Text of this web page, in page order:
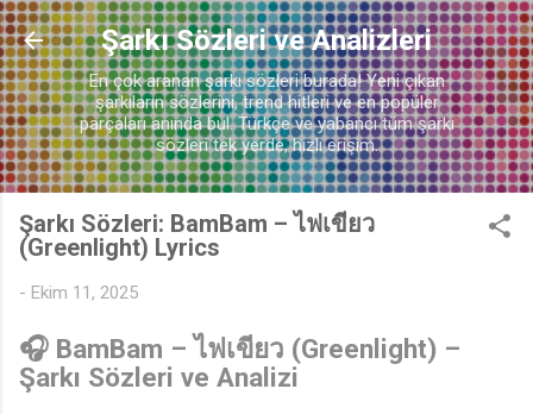
Ana içeriğe atla
Şarkı Sözleri ve Analizleri
En çok aranan şarkı sözleri burada! Yeni çıkan
şarkıların sözlerini, trend hitleri ve en popüler
parçaları anında bul. Türkçe ve yabancı tüm şarkı
sözleri tek yerde, hızlı erişim.
Şarkı Sözleri: BamBam – ไฟเขียว
(Greenlight) Lyrics
- Ekim 11, 2025
🎧 BamBam – ไฟเขียว (Greenlight) –
Şarkı Sözleri ve Analizi